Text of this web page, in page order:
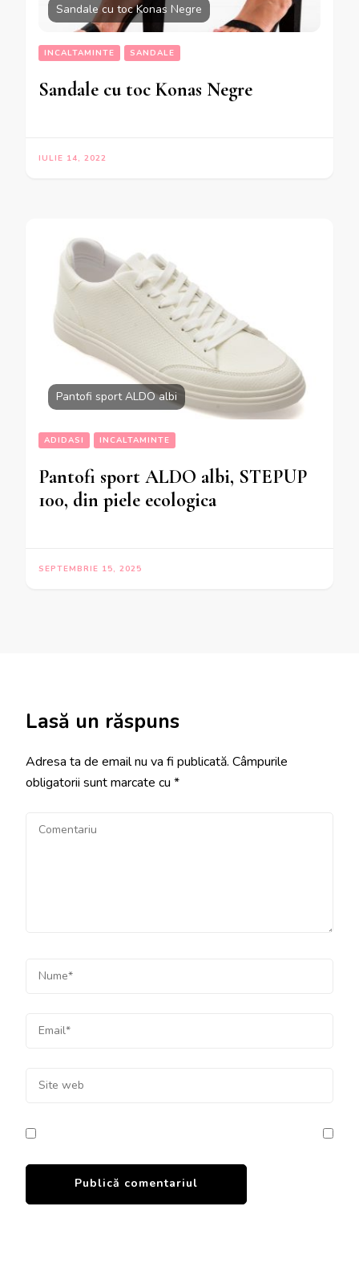
Sandale cu toc Konas Negre
INCALTAMINTE SANDALE
Sandale cu toc Konas Negre
IULIE 14, 2022
Pantofi sport ALDO albi
ADIDASI INCALTAMINTE
Pantofi sport ALDO albi, STEPUP
100, din piele ecologica
SEPTEMBRIE 15, 2025
Lasă un răspuns
Adresa ta de email nu va fi publicată. Câmpurile
obligatorii sunt marcate cu *